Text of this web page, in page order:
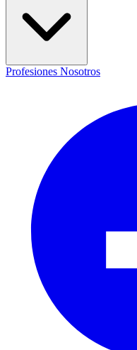
Profesiones Nosotros